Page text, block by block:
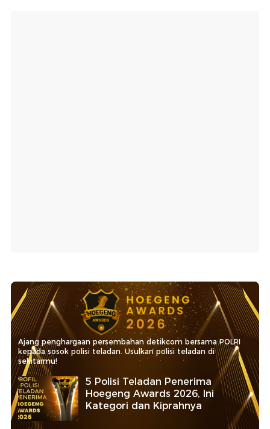
Ajang penghargaan persembahan detikcom bersama POLRI
kepada sosok polisi teladan. Usulkan polisi teladan di
sekitarmu!
5 Polisi Teladan Penerima
Hoegeng Awards 2026, Ini
Kategori dan Kiprahnya